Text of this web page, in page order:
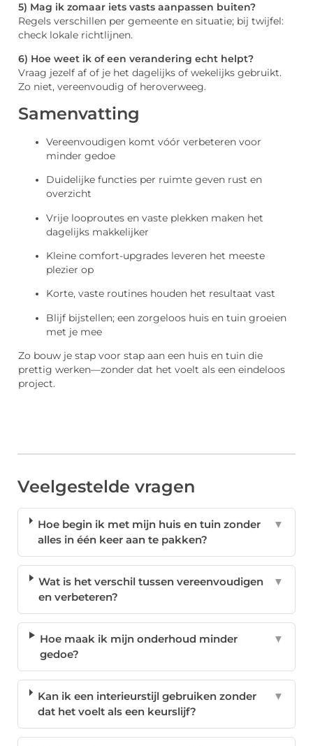
5) Mag ik zomaar iets vasts aanpassen buiten?
Regels verschillen per gemeente en situatie; bij twijfel:
check lokale richtlijnen.
6) Hoe weet ik of een verandering echt helpt?
Vraag jezelf af of je het dagelijks of wekelijks gebruikt.
Zo niet, vereenvoudig of heroverweeg.
Samenvatting
Vereenvoudigen komt vóór verbeteren voor
minder gedoe
Duidelijke functies per ruimte geven rust en
overzicht
Vrije looproutes en vaste plekken maken het
dagelijks makkelijker
Kleine comfort-upgrades leveren het meeste
plezier op
Korte, vaste routines houden het resultaat vast
Blijf bijstellen; een zorgeloos huis en tuin groeien
met je mee
Zo bouw je stap voor stap aan een huis en tuin die
prettig werken—zonder dat het voelt als een eindeloos
project.
Veelgestelde vragen
Hoe begin ik met mijn huis en tuin zonder
alles in één keer aan te pakken?
▼
Wat is het verschil tussen vereenvoudigen
en verbeteren?
▼
Hoe maak ik mijn onderhoud minder
gedoe?
▼
Kan ik een interieurstijl gebruiken zonder
dat het voelt als een keurslijf?
▼